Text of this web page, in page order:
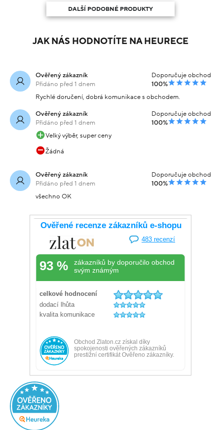
DALŠÍ PODOBNÉ PRODUKTY
JAK NÁS HODNOTÍTE NA HEURECE
Ověřený zákazník
Přidáno před 1 dnem
Doporučuje obchod
100%
Rychlé doručení, dobrá komunikace s obchodem.
Ověřený zákazník
Přidáno před 1 dnem
Doporučuje obchod
100%
Velký výběr, super ceny
Žádná
Ověřený zákazník
Přidáno před 1 dnem
Doporučuje obchod
100%
všechno OK